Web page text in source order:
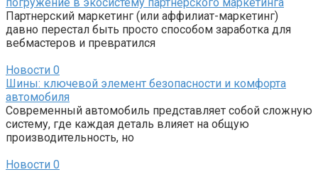
Партнерский маркетинг (или аффилиат-маркетинг)
давно перестал быть просто способом заработка для
вебмастеров и превратился
Новости 0
Шины: ключевой элемент безопасности и комфорта
автомобиля
Современный автомобиль представляет собой сложную
систему, где каждая деталь влияет на общую
производительность, но
Новости 0